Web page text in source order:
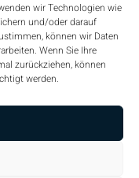
wir Technologien wie
und/oder darauf
können wir Daten
Wenn Sie Ihre
zurückziehen, können
werden.